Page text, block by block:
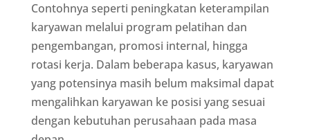
Contohnya seperti peningkatan keterampilan
karyawan melalui program pelatihan dan
pengembangan, promosi internal, hingga
rotasi kerja. Dalam beberapa kasus, karyawan
yang potensinya masih belum maksimal dapat
mengalihkan karyawan ke posisi yang sesuai
dengan kebutuhan perusahaan pada masa